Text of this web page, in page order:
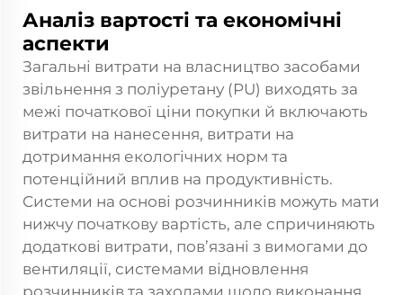
Аналіз вартості та економічні
аспекти
Загальні витрати на власництво засобами
звільнення з поліуретану (PU) виходять за
межі початкової ціни покупки й включають
витрати на нанесення, витрати на
дотримання екологічних норм та
потенційний вплив на продуктивність.
Системи на основі розчинників можуть мати
нижчу початкову вартість, але спричиняють
додаткові витрати, пов’язані з вимогами до
вентиляції, системами відновлення
розчинників та заходами щодо виконання